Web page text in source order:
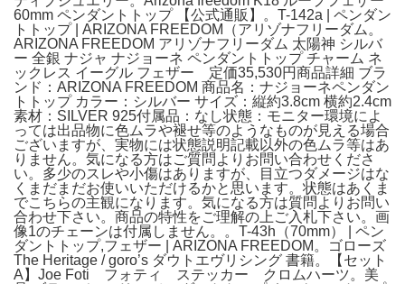
60mm ペンダントトップ 【公式通販】。T-142a | ペンダン
トトップ | ARIZONA FREEDOM（アリゾナフリーダム。
ARIZONA FREEDOM アリゾナフリーダム 太陽神 シルバ
ー 全銀 ナジャ ナジョーネ ペンダントトップ チャーム ネ
ックレス イーグル フェザー 定価35,530円商品詳細 ブラ
ンド：ARIZONA FREEDOM 商品名：ナジョーネペンダン
トトップ カラー：シルバー サイズ：縦約3.8cm 横約2.4cm
素材：SILVER 925付属品：なし状態：モニター環境によ
っては出品物に色ムラや褪せ等のようなものが見える場合
ございますが、実物には状態説明記載以外の色ムラ等はあ
りません。気になる方はご質問よりお問い合わせくださ
い。多少のスレや小傷はありますが、目立つダメージはな
くまだまだお使いいただけるかと思います。状態はあくま
でこちらの主観になります。気になる方は質問よりお問い
合わせ下さい。商品の特性をご理解の上ご入札下さい。画
像1のチェーンは付属しません。。T-43h（70mm） | ペン
ダントトップ,フェザー | ARIZONA FREEDOM。ゴローズ
The Heritage / goro’s ダウトエヴリシング 書籍。【セット
A】Joe Foti フォティ ステッカー クロムハーツ。美